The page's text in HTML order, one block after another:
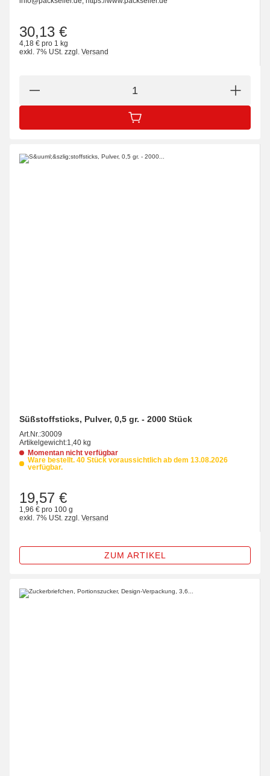
30,13 €
4,18 € pro 1 kg
exkl. 7% USt. zzgl. Versand
IN DEN WARENKORB
Süßstoffsticks, Pulver, 0,5 gr. - 2000 Stück
Art.Nr.:30009
Artikelgewicht:1,40 kg
Momentan nicht verfügbar
Ware bestellt. 40 Stück voraussichtlich ab dem 13.08.2026
verfügbar.
19,57 €
1,96 € pro 100 g
exkl. 7% USt. zzgl. Versand
ZUM ARTIKEL